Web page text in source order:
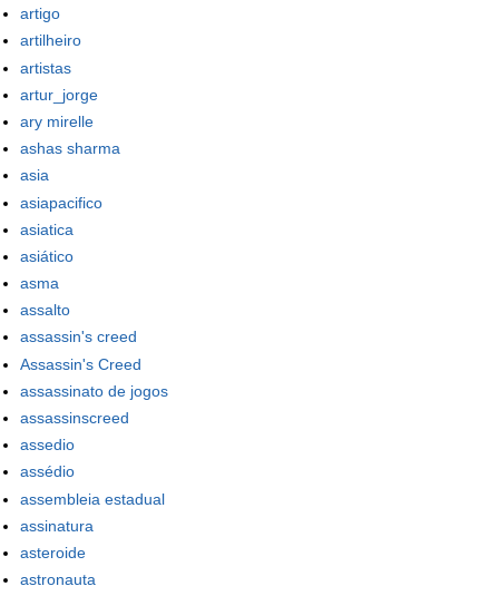
artigo
artilheiro
artistas
artur_jorge
ary mirelle
ashas sharma
asia
asiapacifico
asiatica
asiático
asma
assalto
assassin's creed
Assassin's Creed
assassinato de jogos
assassinscreed
assedio
assédio
assembleia estadual
assinatura
asteroide
astronauta